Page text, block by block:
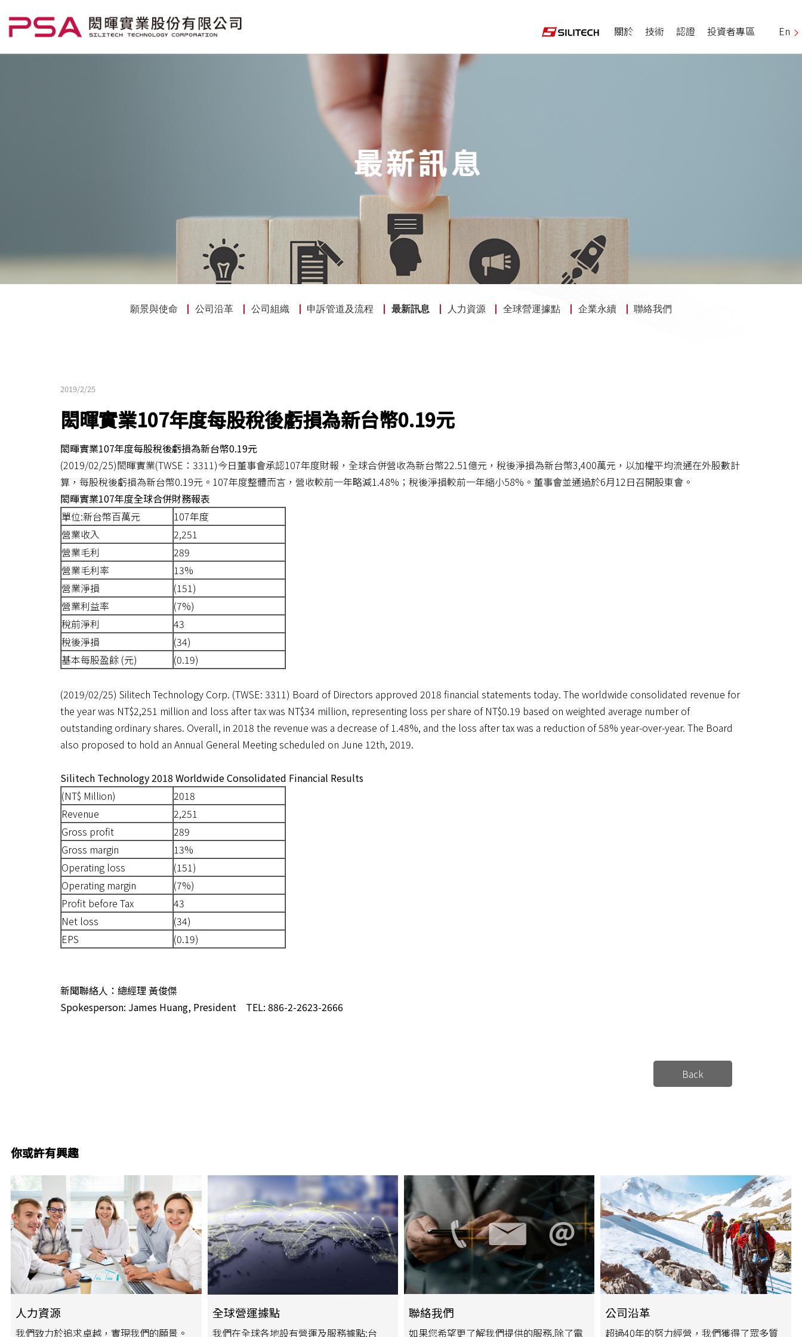
關於 技術 認證 投資者專區 En
願景與使命 公司沿革 公司組織 申訴管道及流程 最新訊息 人力資源 全球營運據點 企業永續 聯絡我們
2019/2/25
閎暉實業107年度每股稅後虧損為新台幣0.19元
閎暉實業107年度每股稅後虧損為新台幣0.19元
(2019/02/25)閎暉實業(TWSE：3311)今日董事會承認107年度財報，全球合併營收為新台幣22.51億元，稅後淨損為新台幣3,400萬元，以加權平均流通在外股數計
算，每股稅後虧損為新台幣0.19元。107年度整體而言，營收較前一年略減1.48%；稅後淨損較前一年縮小58%。董事會並通過於6月12日召開股東會。
閎暉實業107年度全球合併財務報表
單位:新台幣百萬元
107年度
營業收入
2,251
營業毛利
289
營業毛利率
13%
營業淨損
(151)
營業利益率
(7%)
稅前淨利
43
稅後淨損
(34)
基本每股盈餘 (元)
(0.19)
(2019/02/25) Silitech Technology Corp. (TWSE: 3311) Board of Directors approved 2018 financial statements today. The worldwide consolidated revenue for
the year was NT$2,251 million and loss after tax was NT$34 million, representing loss per share of NT$0.19 based on weighted average number of
outstanding ordinary shares. Overall, in 2018 the revenue was a decrease of 1.48%, and the loss after tax was a reduction of 58% year-over-year. The Board
also proposed to hold an Annual General Meeting scheduled on June 12th, 2019.
Silitech Technology 2018 Worldwide Consolidated Financial Results
(NT$ Million)
2018
Revenue
2,251
Gross profit
289
Gross margin
13%
Operating loss
(151)
Operating margin
(7%)
Profit before Tax
43
Net loss
(34)
EPS
(0.19)
新聞聯絡人：總經理黃俊傑
Spokesperson: James Huang, President TEL: 886-2-2623-2666
Back
你或許有興趣
人力資源
我們致力於追求卓越，實現我們的願景。
全球營運據點
我們在全球各地設有營運及服務據點:台
聯絡我們
如果您希望更了解我們提供的服務,除了電
公司沿革
超過40年的努力經營，我們獲得了眾多質